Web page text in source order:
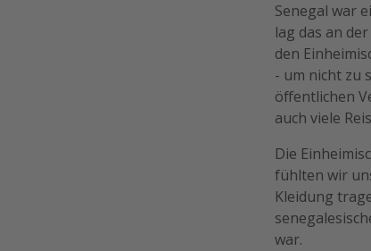
Senegal war
lag das an
den
- um nicht zu
öffentlichen
auch viele
Die
fühlten wir
Kleidung
war.